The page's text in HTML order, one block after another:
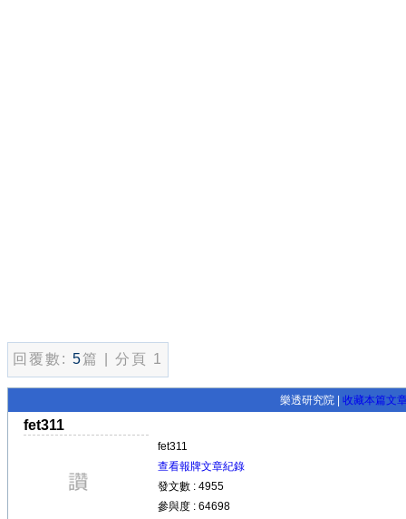
回覆數: 5篇 | 分頁 1
樂透研究院 | 收藏本篇文
fet311
fet311
查看報牌文章紀錄
發文數 : 4955
參與度 : 64698